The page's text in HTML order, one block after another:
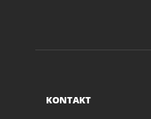
KONTAKT